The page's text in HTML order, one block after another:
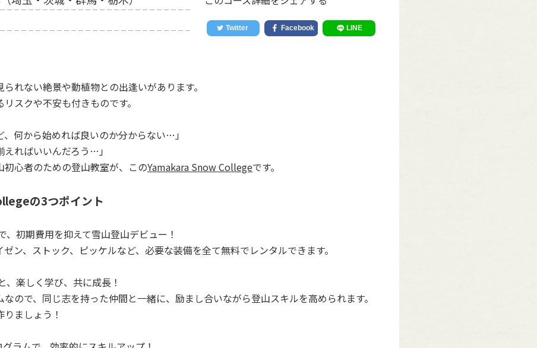
れない絶景や動植物との出逢いがあります。
スクや不安も付きものです。
、何から始めれば良いのか分からない…」
えればいいんだろう…」
初心者のための登山教室が、このYamakara Snow Collegeです。
の3つポイント
初期費用を抑えて雪山登山デビュー！
ン、ストック、ピッケルなど、必要な装備を全て無料でレンタルできます。
楽しく学び、共に成長！
ので、同じ志を持った仲間と一緒に、励まし合いながら登山スキルを高められます。
ましょう！